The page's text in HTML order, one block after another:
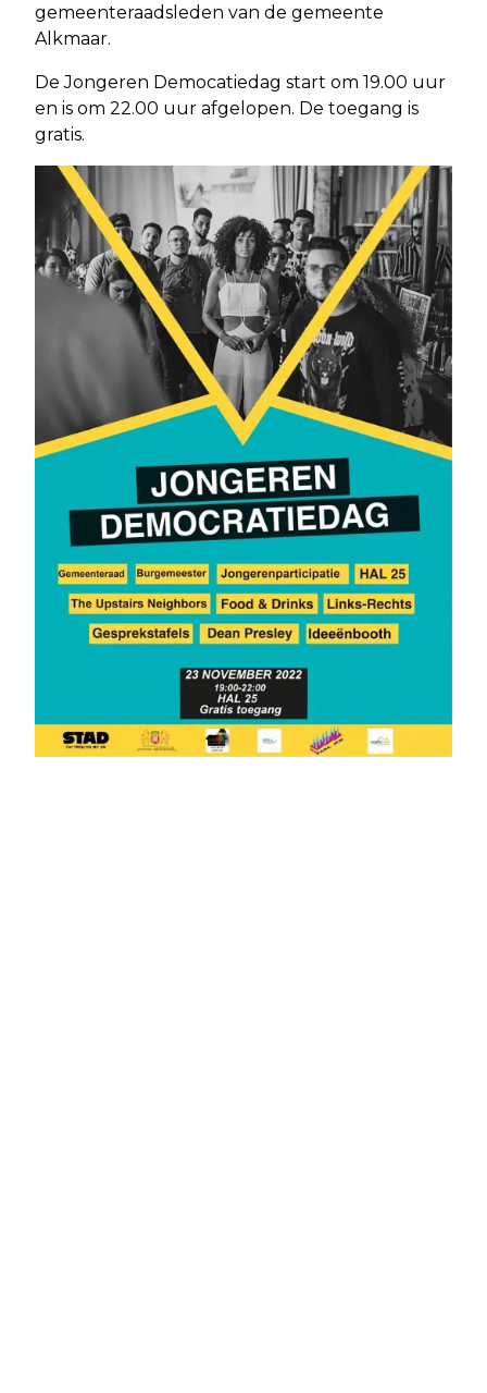
gemeenteraadsleden van de gemeente
Alkmaar.
De Jongeren Democatiedag start om 19.00 uur
en is om 22.00 uur afgelopen. De toegang is
gratis.